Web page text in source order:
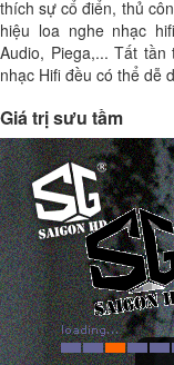
thích sự cổ điển, thủ
hiệu loa nghe nhạc
Audio, Piega,... Tất
nhạc Hifi đều có thể dễ
Giá trị sưu tầm